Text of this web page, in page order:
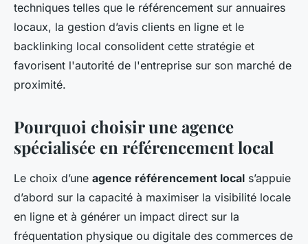
techniques telles que le référencement sur annuaires
locaux, la gestion d’avis clients en ligne et le
backlinking local consolident cette stratégie et
favorisent l'autorité de l'entreprise sur son marché de
proximité.
Pourquoi choisir une agence
spécialisée en référencement local
Le choix d’une agence référencement local s’appuie
d’abord sur la capacité à maximiser la visibilité locale
en ligne et à générer un impact direct sur la
fréquentation physique ou digitale des commerces de